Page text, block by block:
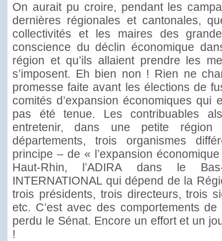
On aurait pu croire, pendant les
dernières régionales et cantonales,
collectivités et les maires des
conscience du déclin économique
région et qu’ils allaient prendre les
s’imposent. Eh bien non ! Rien ne
promesse faite avant les élections de
comités d’expansion économiques qui
pas été tenue. Les contribuables
entretenir, dans une petite
départements, trois organismes
principe – de « l’expansion
Haut-Rhin, l’ADIRA dans le
INTERNATIONAL qui dépend de la
trois présidents, trois directeurs, trois
etc. C’est avec des comportements
perdu le Sénat. Encore un effort et un
!